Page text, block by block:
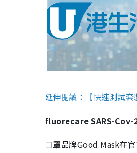
延伸閱讀：【快速測試
fluorecare SARS-Cov-
口罩品牌Good Mask在